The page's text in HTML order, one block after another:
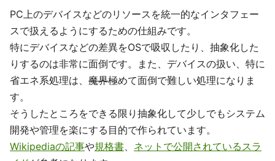
PC上のデバイスなどのリソースを統一的なインタフェー
スで扱えるようにするための仕組みです。
特にデバイスなどの差異をOSで吸収したり、抽象化した
りするのは非常に面倒です。また、デバイスの扱い、特に
省エネ系処理は、 魔界極めて面倒で難しい処理になりま
す。
そうしたところをできる限り抽象化して少しでもシステム
開発や管理を楽にする目的で作られています。
Wikipediaの記事や規格書、 ネットで公開されているスラ